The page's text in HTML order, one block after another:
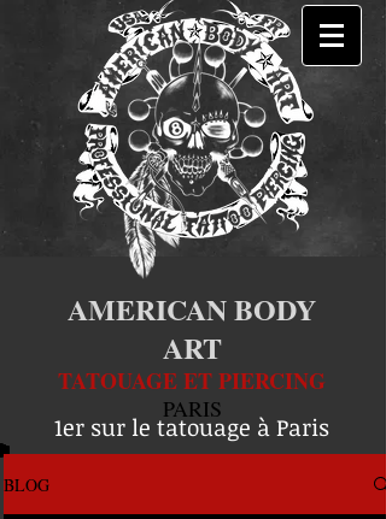
AMERICAN BODY
ART
TATOUAGE ET PIERCING
PARIS
1er sur le tatouage à Paris
BLOG